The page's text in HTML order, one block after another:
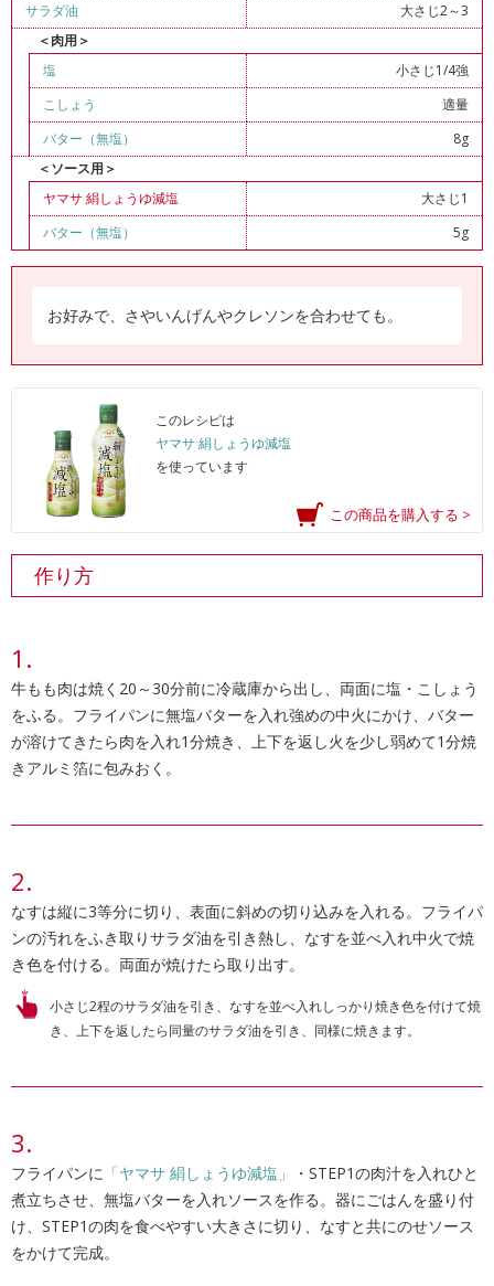
サラダ油
大さじ2～3
＜肉用＞
塩
小さじ1/4強
こしょう
適量
バター（無塩）
8g
＜ソース用＞
ヤマサ 絹しょうゆ減塩
大さじ1
バター（無塩）
5g
お好みで、さやいんげんやクレソンを合わせても。
このレシピは
ヤマサ 絹しょうゆ減塩
を使っています
この商品を購入する >
作り方
牛もも肉は焼く20～30分前に冷蔵庫から出し、両面に塩・こしょう
をふる。フライパンに無塩バターを入れ強めの中火にかけ、バター
が溶けてきたら肉を入れ1分焼き、上下を返し火を少し弱めて1分焼
きアルミ箔に包みおく。
なすは縦に3等分に切り、表面に斜めの切り込みを入れる。フライパ
ンの汚れをふき取りサラダ油を引き熱し、なすを並べ入れ中火で焼
き色を付ける。両面が焼けたら取り出す。
小さじ2程のサラダ油を引き、なすを並べ入れしっかり焼き色を付けて焼
き、上下を返したら同量のサラダ油を引き、同様に焼きます。
フライパンに 「ヤマサ 絹しょうゆ減塩」
・STEP1の肉汁を入れひと
煮立ちさせ、無塩バターを入れソースを作る。器にごはんを盛り付
け、STEP1の肉を食べやすい大きさに切り、なすと共にのせソース
をかけて完成。